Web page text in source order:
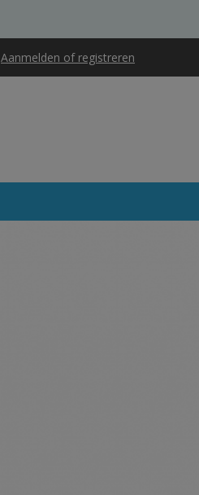
Aanmelden of registreren